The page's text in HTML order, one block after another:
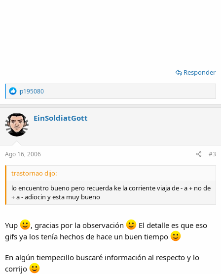
Responder
R
e
a
c
t
i
o
n
s
ip195080
EinSoldiatGott
Ago 16, 2006 #3
trastornao dijo:
lo encuentro bueno pero recuerda ke la corriente viaja de - a + no de
+ a - adiocin y esta muy bueno
Yup , gracias por la observación
El detalle es que eso
gifs ya los tenía hechos de hace un buen tiempo
En algún tiempecillo buscaré información al respecto y lo
corrijo